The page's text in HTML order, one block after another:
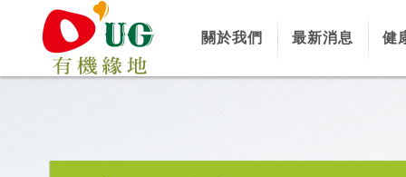
關於我們 最新消息 健